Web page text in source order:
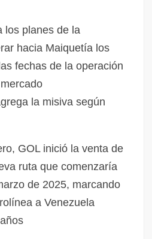
los planes de la
hacia Maiquetía los
fechas de la operación
la misiva según
GOL inició la venta de
ruta que comenzaría
de 2025, marcando
a Venezuela